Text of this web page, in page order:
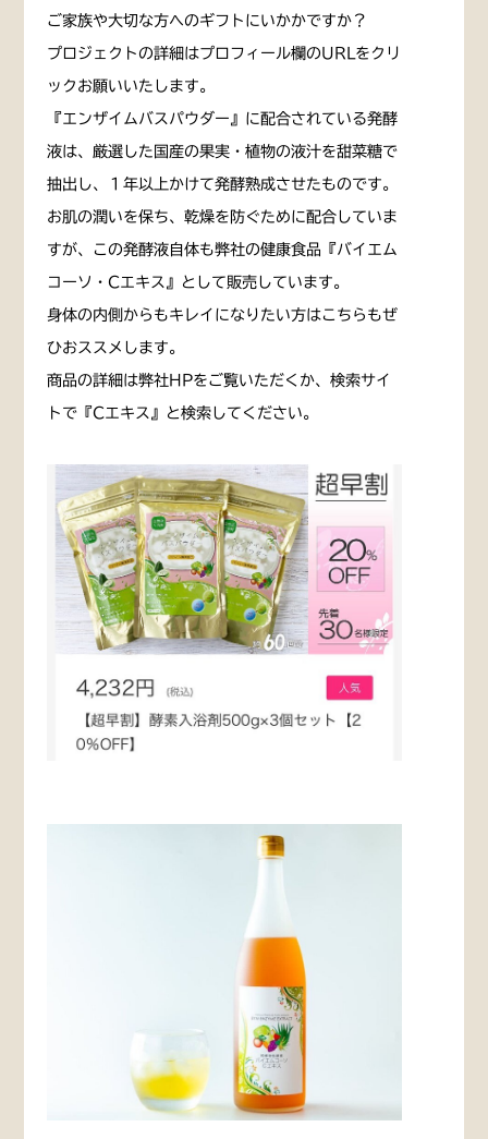
ご家族や大切な方へのギフトにいかかですか？
プロジェクトの詳細はプロフィール欄のURLをクリ
ックお願いいたします。
『エンザイムバスパウダー』に配合されている発酵
液は、厳選した国産の果実・植物の液汁を甜菜糖で
抽出し、１年以上かけて発酵熟成させたものです。
お肌の潤いを保ち、乾燥を防ぐために配合していま
すが、この発酵液自体も弊社の健康食品『バイエム
コーソ・Cエキス』として販売しています。
身体の内側からもキレイになりたい方はこちらもぜ
ひおススメします。
商品の詳細は弊社HPをご覧いただくか、検索サイ
トで『Cエキス』と検索してください。